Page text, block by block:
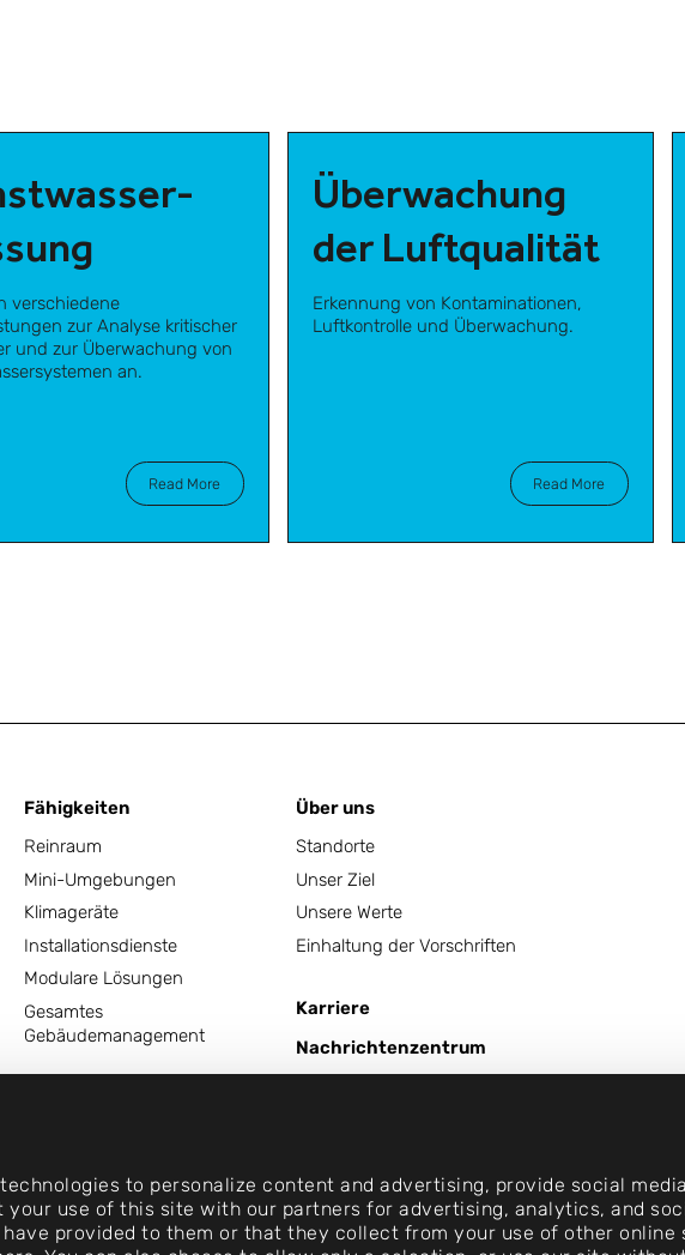
to personalize content and advertising, provide social
use of this site with our partners for advertising, analytics, and
provided to them or that they collect from your use of other online
verschiedene
zur Analyse kritischer
und zur Überwachung von
an.
Read More
Überwachung
der Luftqualität
Erkennung von Kontaminationen,
Luftkontrolle und Überwachung.
Read More
Fähigkeiten
Reinraum
Mini-Umgebungen
Klimageräte
Installationsdienste
Modulare Lösungen
Gesamtes
Gebäudemanagement
Über uns
Standorte
Unser Ziel
Unsere Werte
Einhaltung der Vorschriften
Karriere
Nachrichtenzentrum